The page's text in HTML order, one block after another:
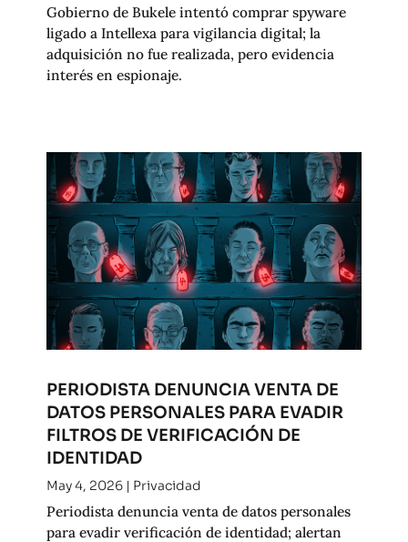
Gobierno de Bukele intentó comprar spyware
ligado a Intellexa para vigilancia digital; la
adquisición no fue realizada, pero evidencia
interés en espionaje.
PERIODISTA DENUNCIA VENTA DE
DATOS PERSONALES PARA EVADIR
FILTROS DE VERIFICACIÓN DE
IDENTIDAD
May 4, 2026| Privacidad
Periodista denuncia venta de datos personales
para evadir verificación de identidad; alertan